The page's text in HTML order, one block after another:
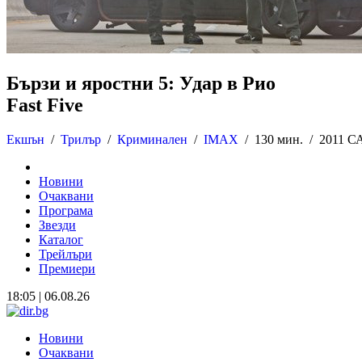
Бързи и яростни 5: Удар в Рио
Fast Five
Екшън / Трилър / Криминален / IMAX / 130 мин. / 2011
Новини
Очаквани
Програма
Звезди
Каталог
Трейлъри
Премиери
18:05 | 06.08.26
Новини
Очаквани